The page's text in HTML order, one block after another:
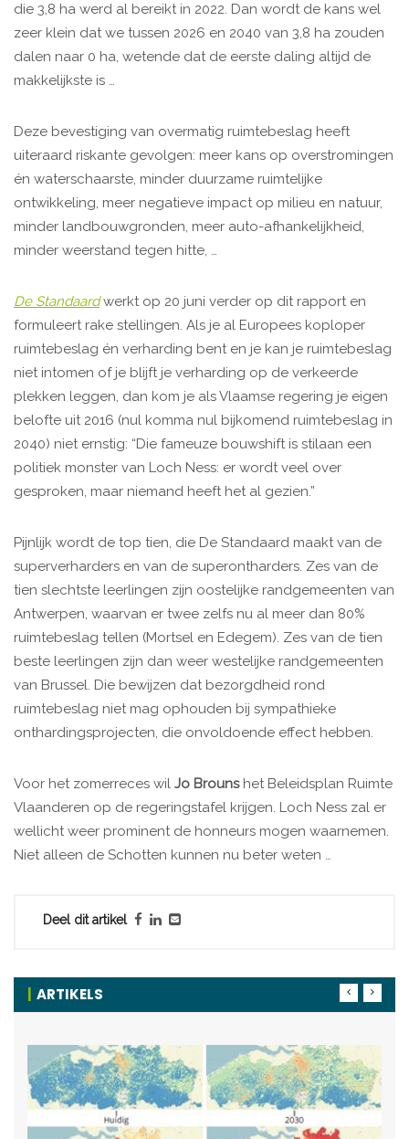
die 3,8 ha werd al bereikt in 2022. Dan wordt de kans wel
zeer klein dat we tussen 2026 en 2040 van 3,8 ha zouden
dalen naar 0 ha, wetende dat de eerste daling altijd de
makkelijkste is …
Deze bevestiging van overmatig ruimtebeslag heeft
uiteraard riskante gevolgen: meer kans op overstromingen
én waterschaarste, minder duurzame ruimtelijke
ontwikkeling, meer negatieve impact op milieu en natuur,
minder landbouwgronden, meer auto-afhankelijkheid,
minder weerstand tegen hitte, …
De Standaardwerkt op 20 juni verder op dit rapport en
formuleert rake stellingen. Als je al Europees koploper
ruimtebeslag én verharding bent en je kan je ruimtebeslag
niet intomen of je blijft je verharding op de verkeerde
plekken leggen, dan kom je als Vlaamse regering je eigen
belofte uit 2016 (nul komma nul bijkomend ruimtebeslag in
2040) niet ernstig: “Die fameuze bouwshift is stilaan een
politiek monster van Loch Ness: er wordt veel over
gesproken, maar niemand heeft het al gezien.”
Pijnlijk wordt de top tien, die De Standaard maakt van de
superverharders en van de superontharders. Zes van de
tien slechtste leerlingen zijn oostelijke randgemeenten van
Antwerpen, waarvan er twee zelfs nu al meer dan 80%
ruimtebeslag tellen (Mortsel en Edegem). Zes van de tien
beste leerlingen zijn dan weer westelijke randgemeenten
van Brussel. Die bewijzen dat bezorgdheid rond
ruimtebeslag niet mag ophouden bij sympathieke
onthardingsprojecten, die onvoldoende effect hebben.
Voor het zomerreces wil Jo Brounshet Beleidsplan Ruimte
Vlaanderen op de regeringstafel krijgen. Loch Ness zal er
wellicht weer prominent de honneurs mogen waarnemen.
Niet alleen de Schotten kunnen nu beter weten …
Deel dit artikel
ARTIKELS